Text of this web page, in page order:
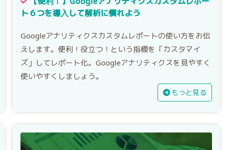
ト６つを導入して解析に慣れよう
Googleアナリティクスカスタムレポートの使い方をお伝
えします。便利！役立つ！という指標を「カスタマイ
ズ」してレポート化。Googleアナリティクスを見やすく
使いやすくしましょう。
もっと見る